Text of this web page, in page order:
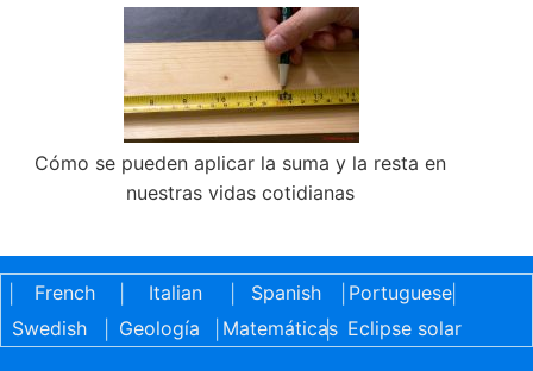
Cómo se pueden aplicar la suma y la resta en
nuestras vidas cotidianas
French Italian Spanish Portuguese|
Swedish
Geología Matemáticas
| Eclipse solar